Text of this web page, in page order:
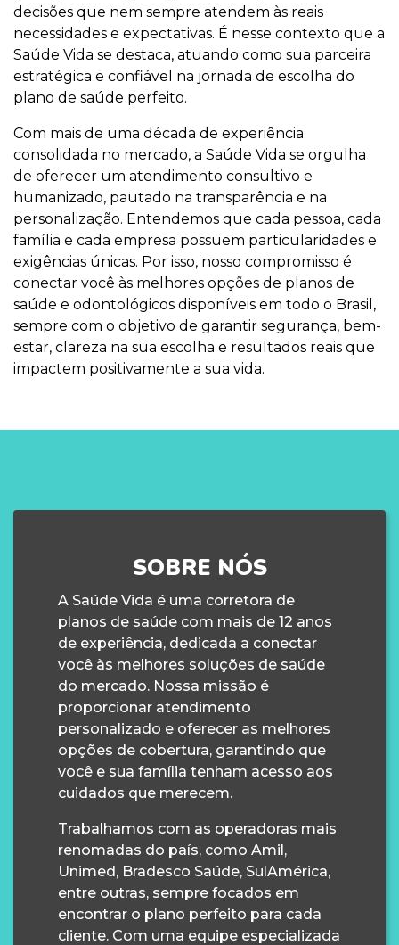
decisões que nem sempre atendem às reais
necessidades e expectativas. É nesse contexto que a
Saúde Vida se destaca, atuando como sua parceira
estratégica e confiável na jornada de escolha do
plano de saúde perfeito.
Com mais de uma década de experiência
consolidada no mercado, a Saúde Vida se orgulha
de oferecer um atendimento consultivo e
humanizado, pautado na transparência e na
personalização. Entendemos que cada pessoa, cada
família e cada empresa possuem particularidades e
exigências únicas. Por isso, nosso compromisso é
conectar você às melhores opções de planos de
saúde e odontológicos disponíveis em todo o Brasil,
sempre com o objetivo de garantir segurança, bem-
estar, clareza na sua escolha e resultados reais que
impactem positivamente a sua vida.
SOBRE NÓS
A Saúde Vida é uma corretora de
planos de saúde com mais de 12 anos
de experiência, dedicada a conectar
você às melhores soluções de saúde
do mercado. Nossa missão é
proporcionar atendimento
personalizado e oferecer as melhores
opções de cobertura, garantindo que
você e sua família tenham acesso aos
cuidados que merecem.
Trabalhamos com as operadoras mais
renomadas do país, como Amil,
Unimed, Bradesco Saúde, SulAmérica,
entre outras, sempre focados em
encontrar o plano perfeito para cada
cliente. Com uma equipe especializada